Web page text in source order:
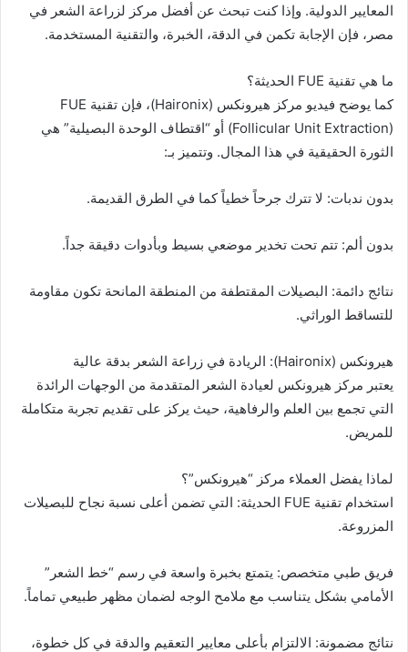
ر
ن
ا
المعايير الدولية. وإذا كنت تبحث عن أفضل مركز لزراعة الشعر في
مصر، فإن الإجابة تكمن في الدقة، الخبرة، والتقنية المستخدمة.
ما هي تقنية FUE الحديثة؟
كما يوضح فيديو مركز هيرونكس (Haironix)، فإن تقنية FUE
(Follicular Unit Extraction) أو “اقتطاف الوحدة البصيلية” هي
الثورة الحقيقية في هذا المجال. وتتميز بـ:
بدون ندبات: لا تترك جرحاً خطياً كما في الطرق القديمة.
بدون ألم: تتم تحت تخدير موضعي بسيط وبأدوات دقيقة جداً.
نتائج دائمة: البصيلات المقتطفة من المنطقة المانحة تكون مقاومة
للتساقط الوراثي.
هيرونكس (Haironix): الريادة في زراعة الشعر بدقة عالية
يعتبر مركز هيرونكس لعيادة الشعر المتقدمة من الوجهات الرائدة
التي تجمع بين العلم والرفاهية، حيث يركز على تقديم تجربة متكاملة
للمريض.
لماذا يفضل العملاء مركز “هيرونكس”؟
استخدام تقنية FUE الحديثة: التي تضمن أعلى نسبة نجاح للبصيلات
المزروعة.
فريق طبي متخصص: يتمتع بخبرة واسعة في رسم “خط الشعر”
الأمامي بشكل يتناسب مع ملامح الوجه لضمان مظهر طبيعي تماماً.
نتائج مضمونة: الالتزام بأعلى معايير التعقيم والدقة في كل خطوة،